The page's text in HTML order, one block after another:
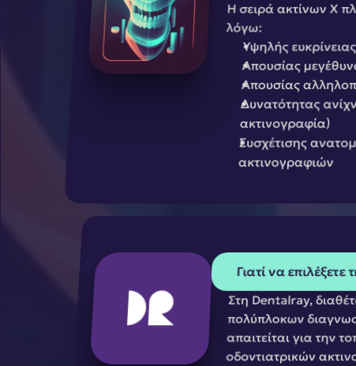
Η σειρά ακτίνων Χ
λόγω:
Υψηλής
Απουσίας
Απουσίας
Δυνατότητας
ακτινογραφία)
Συσχέτισης
ακτινογραφιών
Γιατί να
Στη Dentalray,
πολύπλοκων
απαιτείται για την
οδοντιατρικών